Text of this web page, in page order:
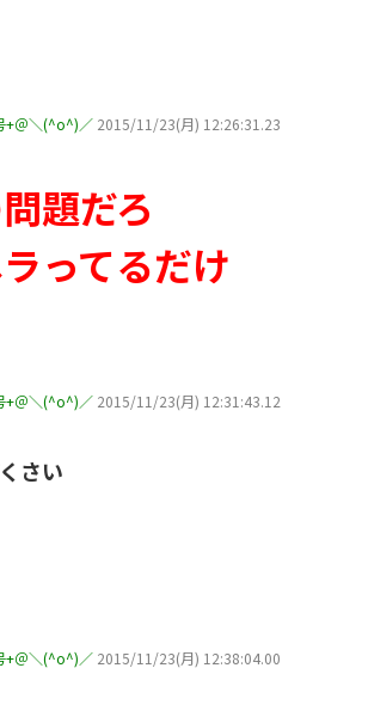
+＠＼(^o^)／ 2015/11/23(月) 12:26:31.23
題だろ
ってるだけ
+＠＼(^o^)／ 2015/11/23(月) 12:31:43.12
さい
+＠＼(^o^)／ 2015/11/23(月) 12:38:04.00